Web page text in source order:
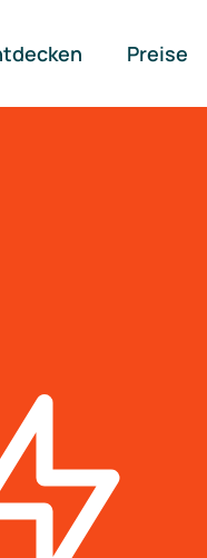
Preise